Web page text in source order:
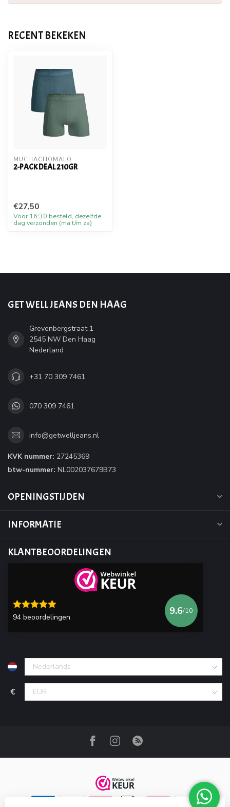
RECENT BEKEKEN
MUCHACHOMALO
2-PACK DEAL 210GR
€27,50
Voor 16:30 besteld, dezelfde
dag verzonden (ma t/m za)
GET WELL JEANS DEN HAAG
Grevenbergstraat 1
2545 NW Den Haag
Nederland
+31 70 309 7461
070 309 7461
info@getwelljeans.nl
KVK nummer: 27245369
btw-nummer: NL002037679B73
OPENINGSTIJDEN
INFORMATIE
KLANTBEOORDELINGEN
94 beoordelingen
9.6/10
€